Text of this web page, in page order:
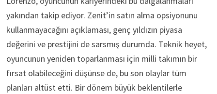
yakından takip ediyor. Zenit’in satın alma opsiyonunu
kullanmayacağını açıklaması, genç yıldızın piyasa
değerini ve prestijini de sarsmış durumda. Teknik heyet,
oyuncunun yeniden toparlanması için milli takımın bir
fırsat olabileceğini düşünse de, bu son olaylar tüm
planları altüst etti. Bir dönem büyük beklentilerle